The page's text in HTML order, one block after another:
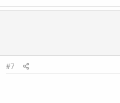
#7